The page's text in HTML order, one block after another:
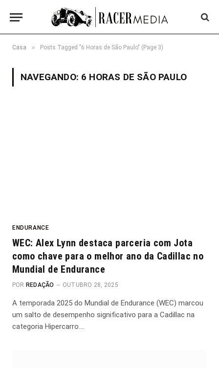
Casa » Posts Tagged "6 Horas de São Paulo" (Page 3)
NAVEGANDO: 6 HORAS DE SÃO PAULO
ENDURANCE
WEC: Alex Lynn destaca parceria com Jota
como chave para o melhor ano da Cadillac no
Mundial de Endurance
POR REDAÇÃO OUTUBRO 28, 2025
A temporada 2025 do Mundial de Endurance (WEC) marcou
um salto de desempenho significativo para a Cadillac na
categoria Hipercarro.…